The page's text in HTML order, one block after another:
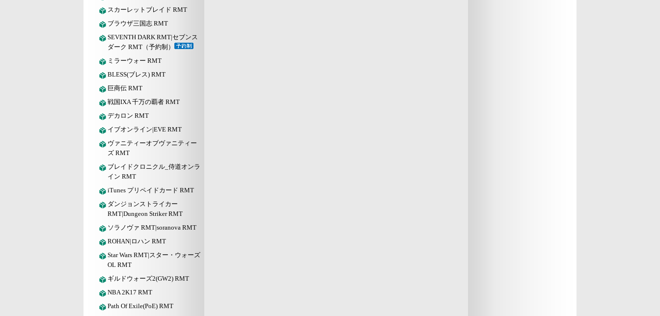
スカーレットブレイド RMT
ブラウザ三国志 RMT
SEVENTH DARK RMT|セブンス
ダーク RMT（予約制）
ミラーウォー RMT
BLESS(ブレス) RMT
巨商伝 RMT
戦国IXA 千万の覇者 RMT
デカロン RMT
イブオンライン|EVE RMT
ヴァニティーオブヴァニティー
ズ RMT
ブレイドクロニクル_侍道オンラ
イン RMT
iTunes プリペイドカード RMT
ダンジョンストライカー
RMT|Dungeon Striker RMT
ソラノヴァ RMT|soranova RMT
ROHAN|ロハン RMT
Star Wars RMT|スター・ウォーズ
OL RMT
ギルドウォーズ2(GW2) RMT
NBA 2K17 RMT
Path Of Exile(PoE) RMT